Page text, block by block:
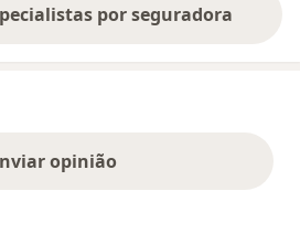
por seguradora
opinião